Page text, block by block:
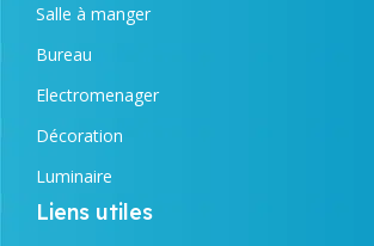
Salle à manger
Bureau
Electromenager
Décoration
Luminaire
Liens utiles